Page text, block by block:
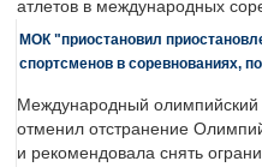
атлетов в международных
МОК "приостановил
спортсменов в соревнованиях,
Международный
отменил отстранение
и рекомендовала снять